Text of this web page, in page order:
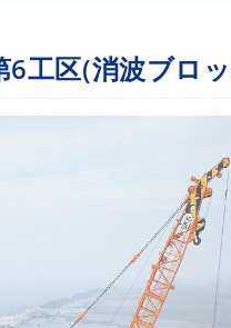
工区(消波ブロ